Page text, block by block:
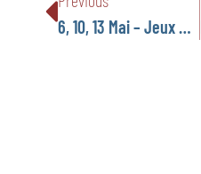
6, 10, 13 Mai – Jeux De Lettres, Jeux De Mots, Jeux D’évasion – Formation En Ligne – En 3 Séances